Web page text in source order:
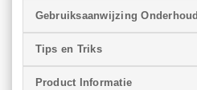
Gebruiksaanwijzing
Tips en Triks
Product Informatie